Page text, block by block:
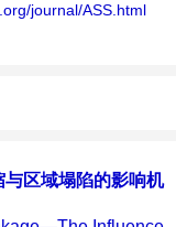
journal/ASS.html
区域塌陷的影响机